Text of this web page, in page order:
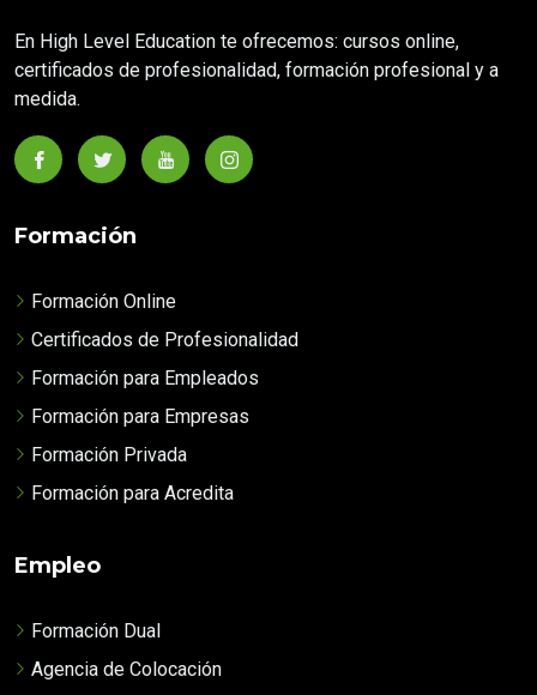
En High Level Education te ofrecemos: cursos online,
certificados de profesionalidad, formación profesional y a
medida.
Formación
Formación Online
Certificados de Profesionalidad
Formación para Empleados
Formación para Empresas
Formación Privada
Formación para Acredita
Empleo
Formación Dual
Agencia de Colocación